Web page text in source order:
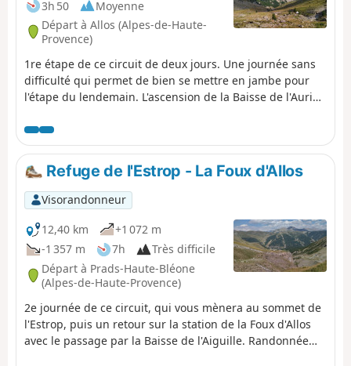
3h 50
Moyenne
Départ à Allos (Alpes-de-Haute-
Provence)
1re étape de ce circuit de deux jours. Une journée sans
difficulté qui permet de bien se mettre en jambe pour
l'étape du lendemain. L'ascension de la Baisse de l'Auriac
la Tête de l'Auriac, la vallée de la Bléone ainsi que sur le
Mercantour.
Refuge de l'Estrop - La Foux d'Allos
Visorandonneur
12,40 km
+1 072 m
-1 357 m
7h
Très difficile
Départ à Prads-Haute-Bléone
(Alpes-de-Haute-Provence)
2e journée de ce circuit, qui vous mènera au sommet de
l'Estrop, puis un retour sur la station de la Foux d'Allos
avec le passage par la Baisse de l'Aiguille. Randonnée